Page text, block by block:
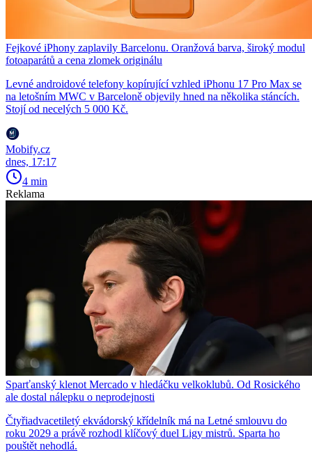
Fejkové iPhony zaplavily Barcelonu. Oranžová barva, široký modul
fotoaparátů a cena zlomek originálu
Levné androidové telefony kopírující vzhled iPhonu 17 Pro Max se
na letošním MWC v Barceloně objevily hned na několika stáncích.
Stojí od necelých 5 000 Kč.
Mobify.cz
dnes, 17:17
4 min
Reklama
Sparťanský klenot Mercado v hledáčku velkoklubů. Od Rosického
ale dostal nálepku o neprodejnosti
Čtyřiadvacetiletý ekvádorský křídelník má na Letné smlouvu do
roku 2029 a právě rozhodl klíčový duel Ligy mistrů. Sparta ho
pouštět nehodlá.